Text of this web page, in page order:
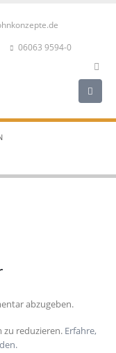
06063 9594-0
abzugeben.
zu reduzieren. Erfahre,